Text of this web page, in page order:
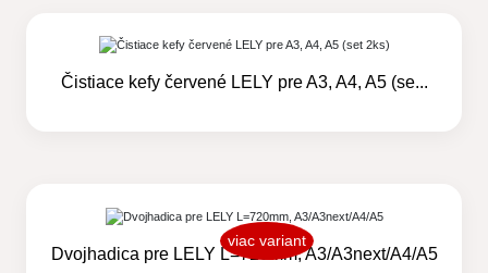
Čistiace kefy červené LELY pre A3, A4, A5 (se...
viac variant
Dvojhadica pre LELY L=720mm, A3/A3next/A4/A5